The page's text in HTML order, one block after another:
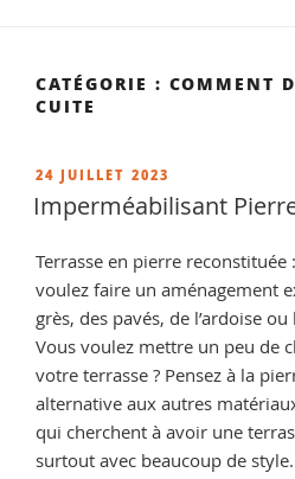
CATÉGORIE : COMMENT
CUITE
PUBLIÉ
LE
24 JUILLET 2023
Imperméabilisant
Terrasse en pierre reconstituée
voulez faire un aménagement
grès, des pavés, de l’ardoise
Vous voulez mettre un peu de
votre terrasse ? Pensez à la
alternative aux autres
qui cherchent à avoir une
surtout avec beaucoup de